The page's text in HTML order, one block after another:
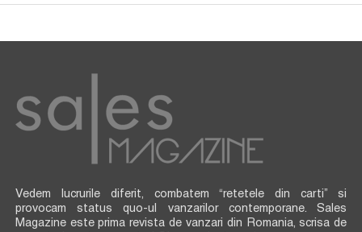
Vedem lucrurile diferit, combatem “retetele din carti” si
provocam status quo-ul vanzarilor contemporane. Sales
Magazine este prima revista de vanzari din Romania, scrisa de